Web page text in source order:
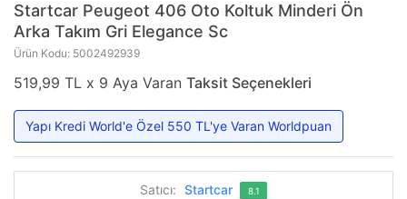
Startcar Peugeot 406 Oto Koltuk Minderi Ön
Arka Takım Gri Elegance Sc
Ürün Kodu: 5002492939
519,99 TL x 9 Aya Varan Taksit Seçenekleri
Yapı Kredi World'e Özel 550 TL'ye Varan Worldpuan
Satıcı: Startcar 8.1